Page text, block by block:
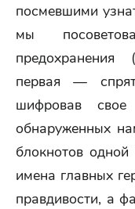
посмевшими
мы
предохранения
первая —
шифровав
обнаруженных
блокнотов
имена главных
правдивости, а